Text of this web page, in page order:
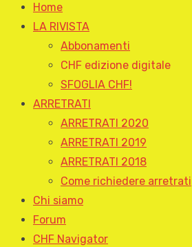
Home
LA RIVISTA
Abbonamenti
CHF edizione digitale
SFOGLIA CHF!
ARRETRATI
ARRETRATI 2020
ARRETRATI 2019
ARRETRATI 2018
Come richiedere arretrati
Chi siamo
Forum
CHF Navigator